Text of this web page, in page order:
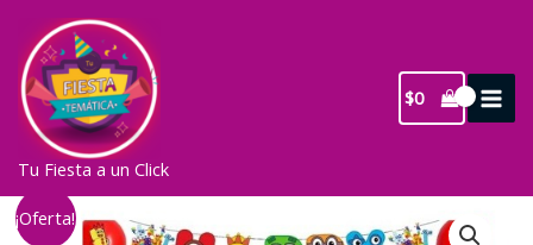
contenido
Tu Fiesta a un Click
$0
¡Oferta!